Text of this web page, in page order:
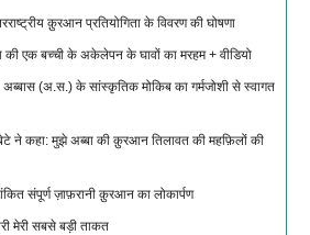
क़ुरआन प्रतियोगिता के विवरण की घोषणा
एक बच्ची के अकेलेपन के घावों का मरहम + वीडियो
(अ.स.) के सांस्कृतिक मोकिब का गर्मजोशी से स्वागत
ने कहा: मुझे अब्बा की क़ुरआन तिलावत की महफ़िलों की
संपूर्ण ज़ाफ़रानी क़ुरआन का लोकार्पण
मेरी सबसे बड़ी ताकत